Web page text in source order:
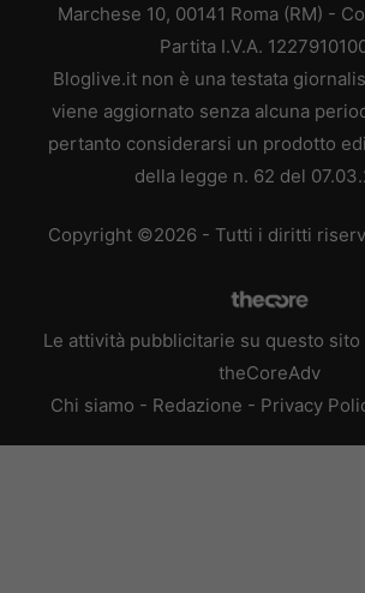
Marchese 10, 00141 Roma (RM) -
Partita I.V.A.
Bloglive.it non è una testata
viene aggiornato senza alcuna
pertanto considerarsi un prodotto
della legge n. 62 del
Copyright ©2026 - Tutti i diritti
Le attività pubblicitarie su questo
theCoreAdv
Chi siamo - Redazione - Privacy